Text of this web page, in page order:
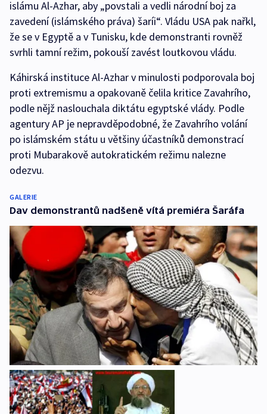
islámu Al-Azhar, aby „povstali a vedli národní boj za
zavedení (islámského práva) šaríi“. Vládu USA pak nařkl,
že se v Egyptě a v Tunisku, kde demonstranti rovněž
svrhli tamní režim, pokouší zavést loutkovou vládu.
Káhirská instituce Al-Azhar v minulosti podporovala boj
proti extremismu a opakovaně čelila kritice Zavahrího,
podle nějž naslouchala diktátu egyptské vlády. Podle
agentury AP je nepravděpodobné, že Zavahrího volání
po islámském státu u většiny účastníků demonstrací
proti Mubarakově autokratickém režimu nalezne
odezvu.
GALERIE
Dav demonstrantů nadšeně vítá premiéra Šaráfa